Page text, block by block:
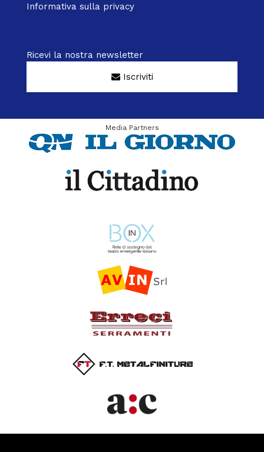
Informativa sulla privacy
Ricevi la nostra newsletter
Iscriviti
Media Partners